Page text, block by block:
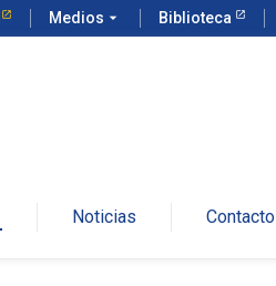
Medios arrow_drop_down Biblioteca
Noticias Contacto